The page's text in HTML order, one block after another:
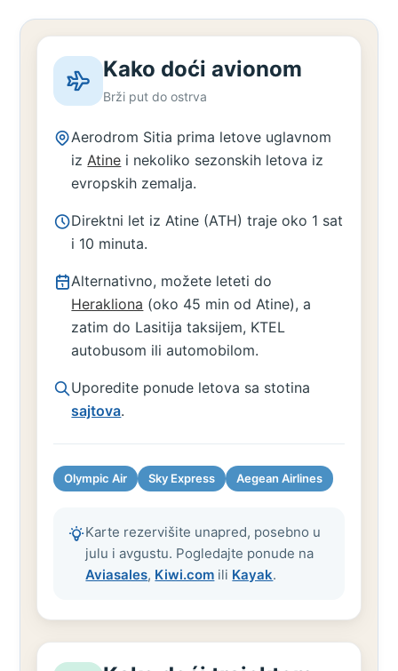
Kako doći avionom
Brži put do ostrva
Aerodrom Sitia prima letove uglavnom
izAtine i nekoliko sezonskih letova iz
evropskih zemalja.
Direktni let iz Atine (ATH) traje oko 1 sat
i 10 minuta.
Alternativno, možete leteti do
Herakliona (oko 45 min od Atine), a
zatim do Lasitija taksijem, KTEL
autobusom ili automobilom.
Uporedite ponude letova sa stotina
sajtova.
Olympic Air Sky Express Aegean Airlines
Karte rezervišite unapred, posebno u
julu i avgustu. Pogledajte ponude na
Aviasales, Kiwi.com ili Kayak.